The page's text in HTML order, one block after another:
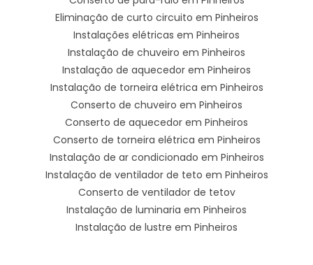
Eliminação de curto circuito em Pinheiros
Instalações elétricas em Pinheiros
Instalação de chuveiro em Pinheiros
Instalação de aquecedor em Pinheiros
Instalação de torneira elétrica em Pinheiros
Conserto de chuveiro em Pinheiros
Conserto de aquecedor em Pinheiros
Conserto de torneira elétrica em Pinheiros
Instalação de ar condicionado em Pinheiros
Instalação de ventilador de teto em Pinheiros
Conserto de ventilador de tetov
Instalação de luminaria em Pinheiros
Instalação de lustre em Pinheiros